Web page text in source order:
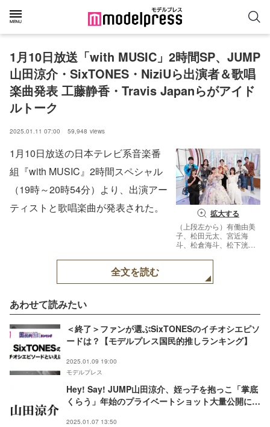
1月10日放送「with MUSIC」2時間SP、JUMP
山田涼介・SixTONES・NiziUら出演者＆歌唱
楽曲発表 工藤静香・Travis Japanらがアイド
ルトーク
2025.01.11 07:00 59,948 views
拡大する
（上段左から）有働由美
子、松田元太、宮近海
斗、松倉海斗、松下洸平
香、南野陽子、山本彩
1月10日放送の日本テレビ系音楽番
組『with MUSIC』2時間スペシャル
（19時～20時54分）より、出演アー
ティストと歌唱楽曲が発表された。
全文を読む
あわせて読みたい
＜終了＞ファンが選ぶSixTONESのイチオシエピソ
ードは？【モデルプレス国民的推しランキング】
2025.01.09 19:00
モデルプレス
Hey! Say! JUMP山田涼介、姪っ子を抱っこ「掌底
くらう」年始のプライベートショット大量公開にフ
2025.01.07 13:50